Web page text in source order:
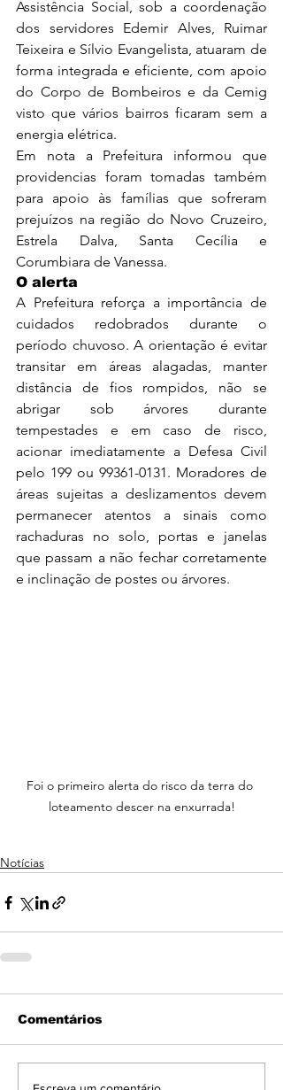
Assistência Social, sob a coordenação
dos servidores Edemir Alves, Ruimar
Teixeira e Sílvio Evangelista, atuaram de
forma integrada e eficiente, com apoio
do Corpo de Bombeiros e da Cemig
visto que vários bairros ficaram sem a
energia elétrica.
Em nota a Prefeitura informou que
providencias foram tomadas também
para apoio às famílias que sofreram
prejuízos na região do Novo Cruzeiro,
Estrela Dalva, Santa Cecília e
Corumbiara de Vanessa.
O alerta
A Prefeitura reforça a importância de
cuidados redobrados durante o
período chuvoso. A orientação é evitar
transitar em áreas alagadas, manter
distância de fios rompidos, não se
abrigar sob árvores durante
tempestades e em caso de risco,
acionar imediatamente a Defesa Civil
pelo 199 ou 99361-0131. Moradores de
áreas sujeitas a deslizamentos devem
permanecer atentos a sinais como
rachaduras no solo, portas e janelas
que passam a não fechar corretamente
e inclinação de postes ou árvores.
Foi o primeiro alerta do risco da terra do
loteamento descer na enxurrada!
Notícias
Comentários